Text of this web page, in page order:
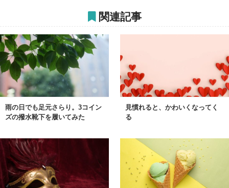
関連記事
雨の日でも足元さらり。3コイン
ズの撥水靴下を履いてみた
見慣れると、かわいくなってく
る